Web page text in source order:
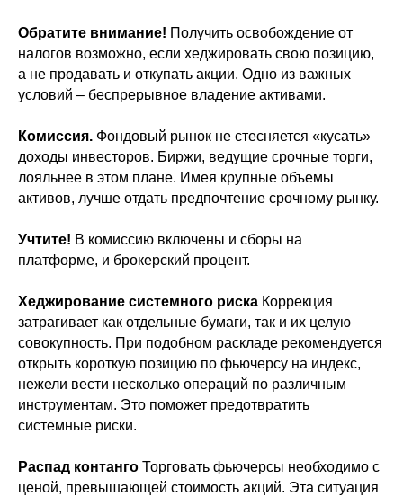
Обратите внимание! Получить освобождение от
налогов возможно, если хеджировать свою позицию,
а не продавать и откупать акции. Одно из важных
условий – беспрерывное владение активами.
Комиссия. Фондовый рынок не стесняется «кусать»
доходы инвесторов. Биржи, ведущие срочные торги,
лояльнее в этом плане. Имея крупные объемы
активов, лучше отдать предпочтение срочному рынку.
Учтите! В комиссию включены и сборы на
платформе, и брокерский процент.
Хеджирование системного риска Коррекция
затрагивает как отдельные бумаги, так и их целую
совокупность. При подобном раскладе рекомендуется
открыть короткую позицию по фьючерсу на индекс,
нежели вести несколько операций по различным
инструментам. Это поможет предотвратить
системные риски.
Распад контанго Торговать фьючерсы необходимо с
ценой, превышающей стоимость акций. Эта ситуация